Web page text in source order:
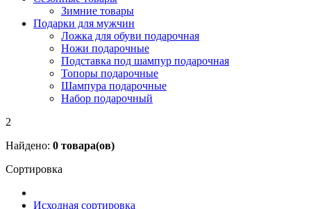
Зимние товары
Подарки для мужчин
Ложка для обуви подарочная
Ножи подарочные
Подставка под шампур подарочная
Топоры подарочные
Шампура подарочные
Набор подарочный
2
Найдено: 0 товара(ов)
Сортировка
Исходная сортировка